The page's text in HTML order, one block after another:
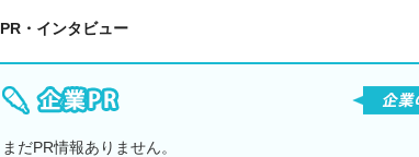
PR・インタビュー
まだPR情報ありません。